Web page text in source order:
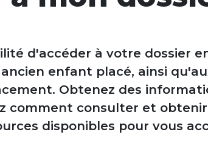
d'accéder à votre dossier
enfant placé, ainsi
Obtenez des
comment consulter et
disponibles pour vous